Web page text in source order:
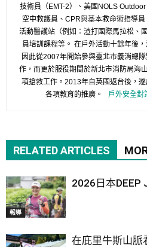
技術員（EMT-2）、美國NOLS
空中救護員、CPR與基本救命術指導
活動醫護站（例如：渣打國際馬拉松、
員培訓課程等。 在戶外活動十餘年後
因此從2007年開始參與臺北市義消總
作，而更於服役期間於新北市消防局海
項搶救工作。2013年自英國返台後，
各項教育的推廣。
戶外安全對
RELATED ARTICLES
報導
2026日本DEEP
在庇里牛斯山脈